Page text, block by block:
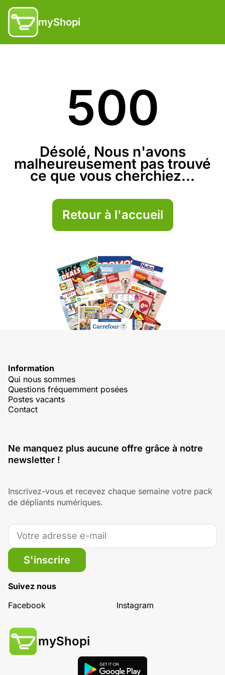
myShopi
500
Désolé, Nous n'avons
malheureusement pas trouvé
ce que vous cherchiez...
Retour à l'accueil
Information
Qui nous sommes
Questions fréquemment posées
Postes vacants
Contact
Ne manquez plus aucune offre grâce à notre
newsletter !
Inscrivez-vous et recevez chaque semaine votre pack
de dépliants numériques.
S'inscrire
Suivez nous
Facebook
Instagram
myShopi